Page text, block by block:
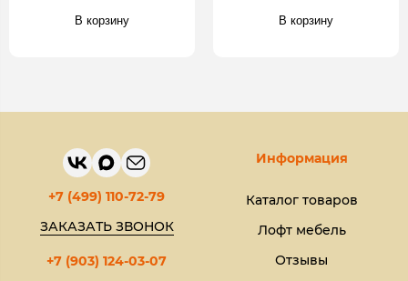
В корзину В корзину
+7 (499) 110-72-79
ЗАКАЗАТЬ ЗВОНОК
+7 (903) 124-03-07
Информация
Каталог товаров
Лофт мебель
Отзывы